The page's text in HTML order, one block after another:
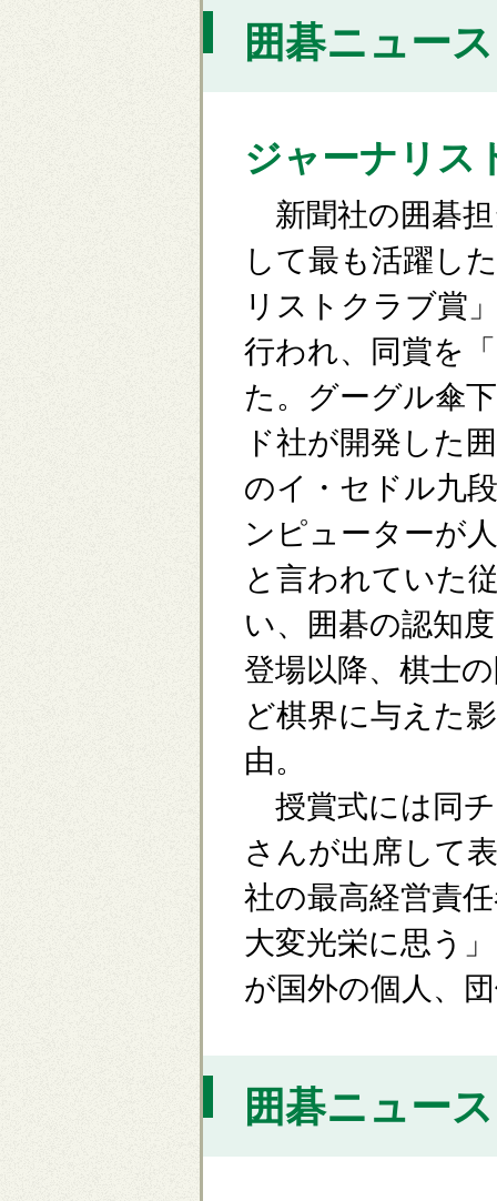
囲碁ニュー
ジャーナリ
新聞社の囲碁
して最も活躍し
リストクラブ賞
行われ、同賞を
た。グーグル傘
ド社が開発した
のイ・セドル九
ンピューターが
と言われていた
い、囲碁の認知
登場以降、棋士
ど棋界に与えた
由。
授賞式には同
さんが出席して
社の最高経営責
大変光栄に思う
が国外の個人、
囲碁ニュー